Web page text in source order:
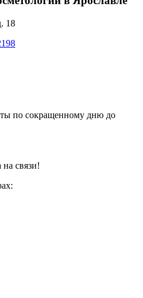
18
по сокращенному дню до
связи!